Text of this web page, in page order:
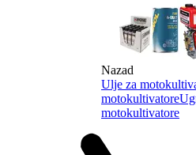
Nazad
Ulje za
motokultivatore
motokultivatore